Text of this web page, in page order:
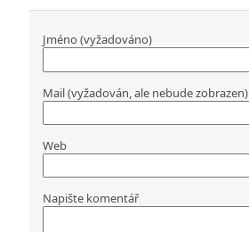
Jméno (vyžadováno)
Mail (vyžadován, ale nebude zobrazen)
Web
Napište komentář